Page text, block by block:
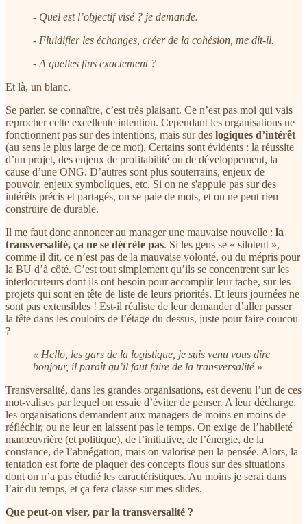
- Quel est l’objectif visé ? je demande.
- Fluidifier les échanges, créer de la cohésion, me dit-il.
- A quelles fins exactement ?
Et là, un blanc.
Se parler, se connaître, c’est très plaisant. Ce n’est pas moi qui vais
reprocher cette excellente intention. Cependant les organisations ne
fonctionnent pas sur des intentions, mais sur des logiques d’intérêt
(au sens le plus large de ce mot). Certains sont évidents : la réussite
d’un projet, des enjeux de profitabilité ou de développement, la
cause d’une ONG. D’autres sont plus souterrains, enjeux de
pouvoir, enjeux symboliques, etc. Si on ne s'appuie pas sur des
intérêts précis et partagés, on se paie de mots, et on ne peut rien
construire de durable.
Il me faut donc annoncer au manager une mauvaise nouvelle : la
transversalité, ça ne se décrète pas. Si les gens se « silotent »,
comme il dit, ce n’est pas de la mauvaise volonté, ou du mépris pour
la BU d’à côté. C’est tout simplement qu’ils se concentrent sur les
interlocuteurs dont ils ont besoin pour accomplir leur tache, sur les
projets qui sont en tête de liste de leurs priorités. Et leurs journées ne
sont pas extensibles ! Est-il réaliste de leur demander d’aller passer
la tête dans les couloirs de l’étage du dessus, juste pour faire coucou
?
« Hello, les gars de la logistique, je suis venu vous dire
bonjour, il paraît qu’il faut faire de la transversalité »
Transversalité, dans les grandes organisations, est devenu l’un de ces
mot-valises par lequel on essaie d’éviter de penser. A leur décharge,
les organisations demandent aux managers de moins en moins de
réfléchir, ou ne leur en laissent pas le temps. On exige de l’habileté
manœuvrière (et politique), de l’initiative, de l’énergie, de la
constance, de l’abnégation, mais on valorise peu la pensée. Alors, la
tentation est forte de plaquer des concepts flous sur des situations
dont on n’a pas étudié les caractéristiques. Au moins je serai dans
l’air du temps, et ça fera classe sur mes slides.
Que peut-on viser, par la transversalité ?